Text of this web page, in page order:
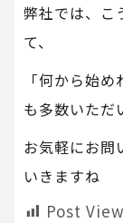
弊社では、こ
て、
「何から始
も多数いただ
お気軽にお問
いきますね
Post